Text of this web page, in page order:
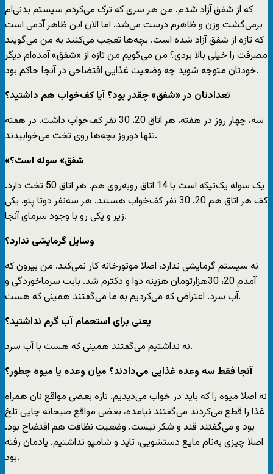
که از شفق آزاد شدم. من هر سری که ترک می‌کردم سیستم بدنی‌ام
برمی‌گشت وزن و ظاهرم درست می‌شد، اما الان این ظاهر آدمی است
که تازه از شفق آزاد شده است. بچه‌ها تعجب می‌کنند به من می‌گویند
مصرفت را خیلی بالا بردی؟ من می‌گویم من تازه از «شفق» آمده‌ام دیگر
خودتان متوجه شوید چه وضعیت غذایی افتضاحی در آنجا حاکم بود.
‌تعدادتان در «شفق» چقدر بود؟ آیا کف‌خواب هم داشتید؟
سه، چهار روز در هفته، هر اتاق 20، 30 نفر کف‌خواب داشت. در هفته
تنها دوروز بچه‌ها روی تخت می‌خوابیدند.
«شفق» سوله است؟
یک سوله یک‌تیکه است با 14 اتاق روبه‌روی هم. هر اتاق 50 تخت دارد.
کف هر اتاق هم 20، 30 نفر کف‌خواب هستند. هر سه‌نفر دوتا پتو، یکی
زیر و یکی رو با وجود سرمای آنجا.
‌وسایل گرمایشی ندارد؟
نه سیستم گرمایشی ندارد، اصلا موتورخانه کار نمی‌کند. من بیرون که
آمدم 20، 30هزارتومان هزینه دوا و دکترم شد. بابت سرماخوردگی و
آب سرد. اعتراض که می‌کردیم به ما می‌گفتند همینی که هست.
‌یعنی برای استحمام آب گرم نداشتید؟
نه نداشتیم می‌گفتند همینی که هست با آب سرد.
‌آنجا فقط سه وعده غذایی می‌دادند؟ میان‌ وعده یا میوه چطور؟
نه اصلا میوه را که باید در خواب می‌دیدیم. تازه بعضی مواقع نان همراه
غذا را قطع می‌کردند می‌گفتند نیامده، بعضی مواقع صبحانه چایی تلخ
بود و می‌گفتند قند و شکر نیست. وضعیت نظافت هم افتضاح بود.
اصلا چیزی به‌نام مایع دستشویی، تاید و شامپو نداشتیم. یادمان رفته
بود.